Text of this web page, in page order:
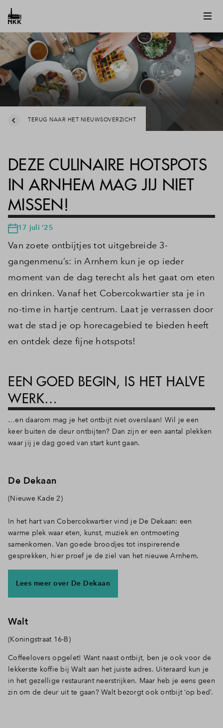
TERUG NAAR HET NIEUWSOVERZICHT
DEZE CULINAIRE HOTSPOTS
IN ARNHEM MAG JIJ NIET
MISSEN!
17 juli '25
Van zoete ontbijtjes tot uitgebreide 3-
gangenmenu’s: in Arnhem kun je op ieder
moment van de dag terecht als het gaat om eten
en drinken. Vanaf het Cobercokwartier sta je in
no-time in hartje centrum. Laat je verrassen door
wat de stad je op horecagebied te bieden heeft
en ontdek deze fijne hotspots!
EEN GOED BEGIN, IS HET HALVE
WERK…
…en daarom mag je het ontbijt niet overslaan! Wil je een
keer buiten de deur ontbijten? Dan zijn er een aantal plekken
waar jij je dag goed van start kunt gaan.
De Dekaan
(Nieuwe Kade 2)
In het hart van Cobercokwartier vind je De Dekaan: een
warme plek waar eten, kunst, muziek en ontmoeting
samenkomen. Van goede broodjes tot inspirerende
gesprekken, hier proef je de ziel van het nieuwe Arnhem.
Lees meer over De Dekaan
Walt
(Koningstraat 16-B)
Coffeelovers opgelet! Want naast ontbijt, ben je ook voor de
lekkerste koffie bij Walt aan het juiste adres. Uiteraard kun je
in het gezellige restaurant neerstrijken. Maar heb je eens geen
zin om de deur uit te gaan? Walt bezorgt ook ontbijt ‘op bed’.